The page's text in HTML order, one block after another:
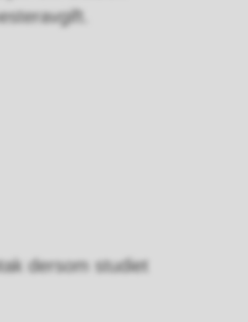
dersom studiet